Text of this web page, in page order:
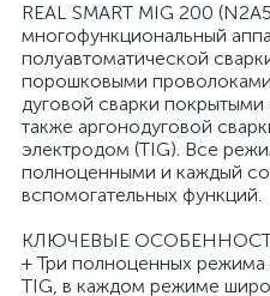
REAL SMART MIG 200
многофункциональный
полуавтоматической
порошковыми
дуговой сварки покрытыми
также аргонодуговой
электродом (TIG). Все
полноценными и каждый
вспомогательных функций.
КЛЮЧЕВЫЕ
+ Три полноценных режима
TIG, в каждом режиме